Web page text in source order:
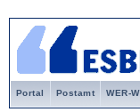
Portal Postamt WER-